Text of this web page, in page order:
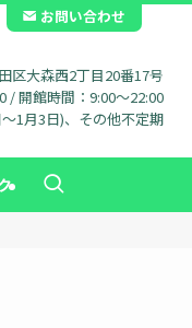
お問い合わせ
区大森西2丁目20番17号
/ 開館時間：9:00～22:00
1月3日)、その他不定期